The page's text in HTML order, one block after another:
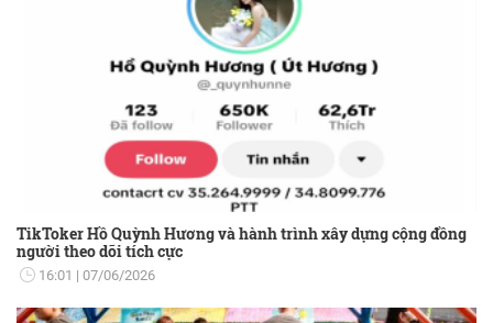
TikToker Hồ Quỳnh Hương và hành trình xây dựng cộng đồng
người theo dõi tích cực
16:01 07/06/2026